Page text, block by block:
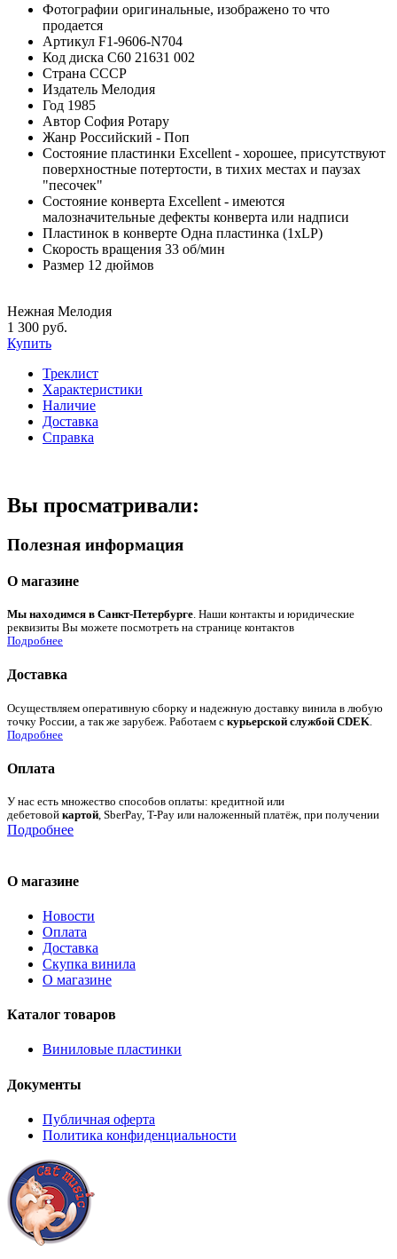
Фотографии оригинальные, изображено то что
продается
Артикул F1-9606-N704
Код диска С60 21631 002
Страна СССР
Издатель Мелодия
Год 1985
Автор София Ротару
Жанр Российский - Поп
Состояние пластинки Excellent - хорошее, присутствуют
поверхностные потертости, в тихих местах и паузах
"песочек"
Состояние конверта Excellent - имеются
малозначительные дефекты конверта или надписи
Пластинок в конверте Одна пластинка (1xLP)
Скорость вращения 33 об/мин
Размер 12 дюймов
Нежная Мелодия
1 300 руб.
Купить
Треклист
Характеристики
Наличие
Доставка
Справка
Вы просматривали:
Полезная информация
О магазине
Мы находимся в Санкт-Петербурге. Наши контакты и юридические
реквизиты Вы можете посмотреть на странице контактов
Подробнее
Доставка
Осуществляем оперативную сборку и надежную доставку винила в любую
точку России, а так же зарубеж. Работаем с курьерской службой CDEK
Подробнее
Оплата
У нас есть множество способов оплаты: кредитной или
дебетовой картой, SberPay, T-Pay или наложенный платёж, при получении
Подробнее
О магазине
Новости
Оплата
Доставка
Скупка винила
О магазине
Каталог товаров
Виниловые пластинки
Документы
Публичная оферта
Политика конфиденциальности